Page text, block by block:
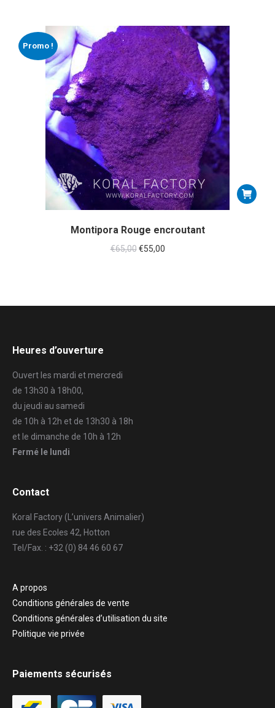
Promo !
Montipora Rouge encroutant
€65,00 €55,00
Heures d’ouverture
Ouvert les mardi et mercredi
de 13h30 à 18h00,
du jeudi au samedi
de 10h à 12h et de 13h30 à 18h
et le dimanche de 10h à 12h
Fermé le lundi
Contact
Koral Factory (L’univers Animalier)
rue des Ecoles 42, Hotton
Tel/Fax. : +32 (0) 84 46 60 67
A propos
Conditions générales de vente
Conditions générales d’utilisation du site
Politique vie privée
Paiements sécurisés